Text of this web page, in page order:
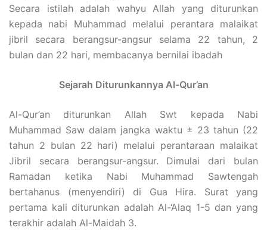
Secara istilah adalah wahyu Allah yang diturunkan
kepada nabi Muhammad melalui perantara malaikat
jibril secara berangsur-angsur selama 22 tahun, 2
bulan dan 22 hari, membacanya bernilai ibadah
Sejarah Diturunkannya Al-Qur’an
Al-Qur’an diturunkan Allah Swt kepada Nabi
Muhammad Saw dalam jangka waktu ± 23 tahun (22
tahun 2 bulan 22 hari) melalui perantaraan malaikat
Jibril secara berangsur-angsur. Dimulai dari bulan
Ramadan ketika Nabi Muhammad Sawtengah
bertahanus (menyendiri) di Gua Hira. Surat yang
pertama kali diturunkan adalah Al-‘Alaq 1-5 dan yang
terakhir adalah Al-Maidah 3.